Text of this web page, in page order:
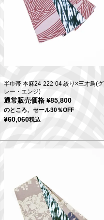
半巾帯 本麻24-222-04 絞り×三才鳥(グ
レー・エンジ)
通常販売価格 ¥85,800
のところ、セール30％OFF
¥60,060税込